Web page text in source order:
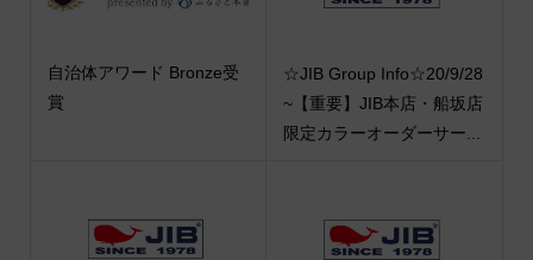
自治体アワード Bronze受
賞
☆JIB Group Info☆20/9/28
~【重要】JIB本店・船坂店
限定カラーオーダーサー...